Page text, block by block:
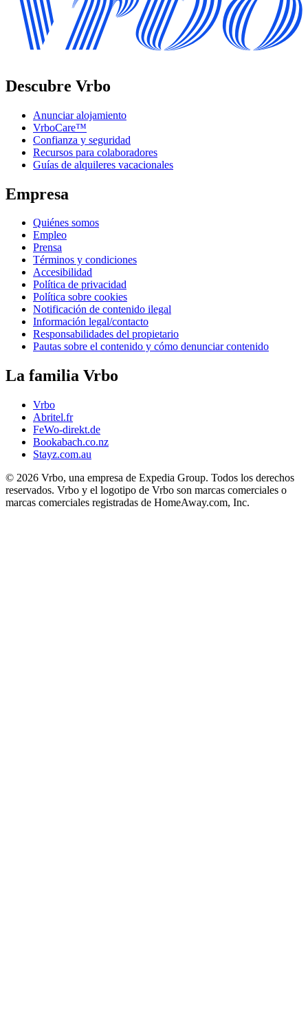
Descubre Vrbo
Anunciar alojamiento
VrboCare™
Confianza y seguridad
Recursos para colaboradores
Guías de alquileres vacacionales
Empresa
Quiénes somos
Empleo
Prensa
Términos y condiciones
Accesibilidad
Política de privacidad
Política sobre cookies
Notificación de contenido ilegal
Información legal/contacto
Responsabilidades del propietario
Pautas sobre el contenido y cómo denunciar contenido
La familia Vrbo
Vrbo
Abritel.fr
FeWo-direkt.de
Bookabach.co.nz
Stayz.com.au
© 2026 Vrbo, una empresa de Expedia Group. Todos los derechos
reservados. Vrbo y el logotipo de Vrbo son marcas comerciales o
marcas comerciales registradas de HomeAway.com, Inc.